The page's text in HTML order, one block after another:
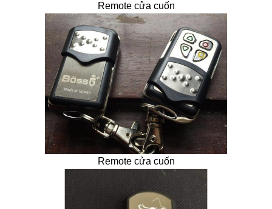
Remote cửa cuốn
Remote cửa cuốn